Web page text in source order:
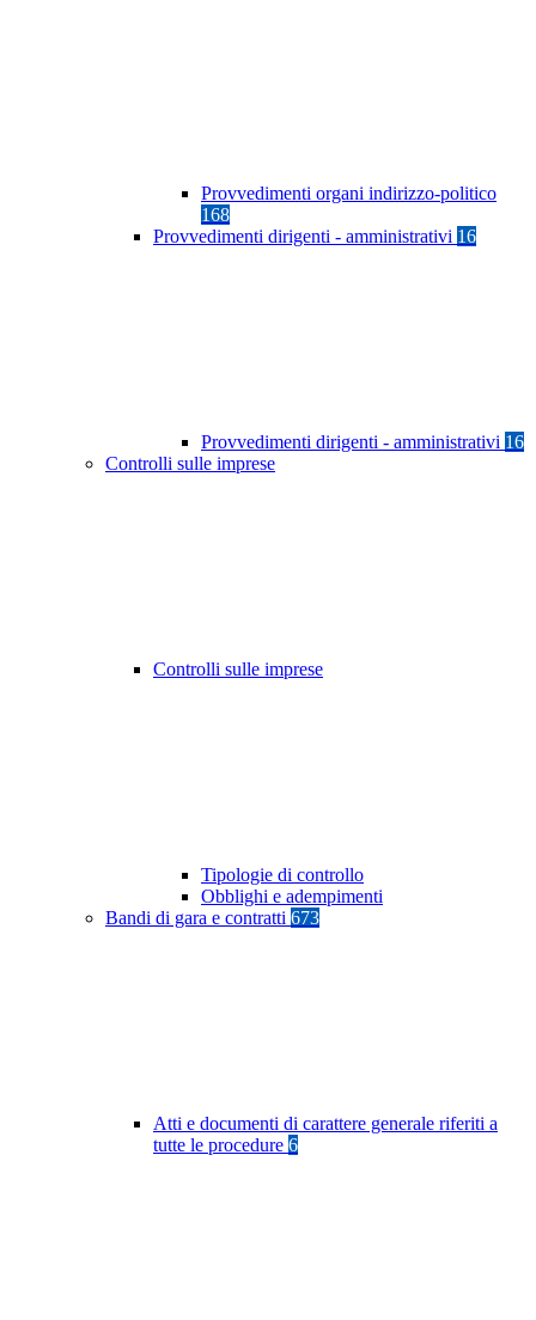
Provvedimenti organi indirizzo-politico
168
Provvedimenti dirigenti - amministrativi 16
Provvedimenti dirigenti - amministrativi 16
Controlli sulle imprese
Controlli sulle imprese
Tipologie di controllo
Obblighi e adempimenti
Bandi di gara e contratti 673
Atti e documenti di carattere generale riferiti a
tutte le procedure 6